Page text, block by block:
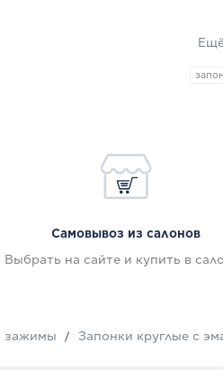
Самовывоз из салонов
Выбрать на сайте и купить в
зажимы Запонки круглые с